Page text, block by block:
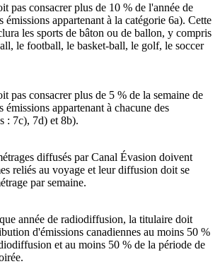
pas consacrer plus de 10 % de l'année de
émissions appartenant à la catégorie 6a). Cette
les sports de bâton ou de ballon, y compris
le football, le basket-ball, le golf, le soccer
pas consacrer plus de 5 % de la semaine de
appartenant à chacune des
: 7c), 7d) et 8b).
diffusés par Canal Évasion doivent
reliés au voyage et leur diffusion doit se
par semaine.
année de radiodiffusion, la titulaire doit
d'émissions canadiennes au moins 50 %
et au moins 50 % de la période de